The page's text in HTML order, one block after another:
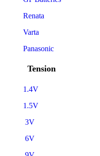
Renata
Varta
Panasonic
Tension
1.4V
1.5V
3V
6V